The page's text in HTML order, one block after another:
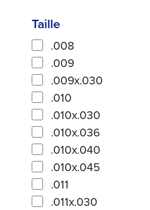
Taille
.008
.009
.009x.030
.010
.010x.030
.010x.036
.010x.040
.010x.045
.011
.011x.030